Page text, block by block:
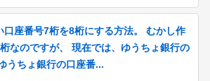
口座番号7桁を8桁にする方法。 むかし作
なのですが、 現在では、ゆうちょ銀行の
うちょ銀行の口座番...